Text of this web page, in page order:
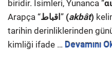
biridir. İsimleri, Yunanca “
Arapça “اقباط” (akbât)
tarihin derinliklerinden
kimliği ifade … Devamını